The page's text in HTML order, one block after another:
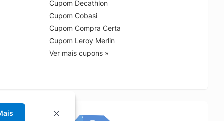
Cupom Decathlon
Cupom Cobasi
Cupom Compra Certa
Cupom Leroy Merlin
Ver mais cupons »